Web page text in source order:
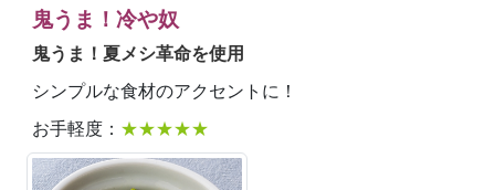
鬼うま！冷や奴
鬼うま！夏メシ革命を使用
シンプルな食材のアクセントに！
お手軽度： ★★★★★